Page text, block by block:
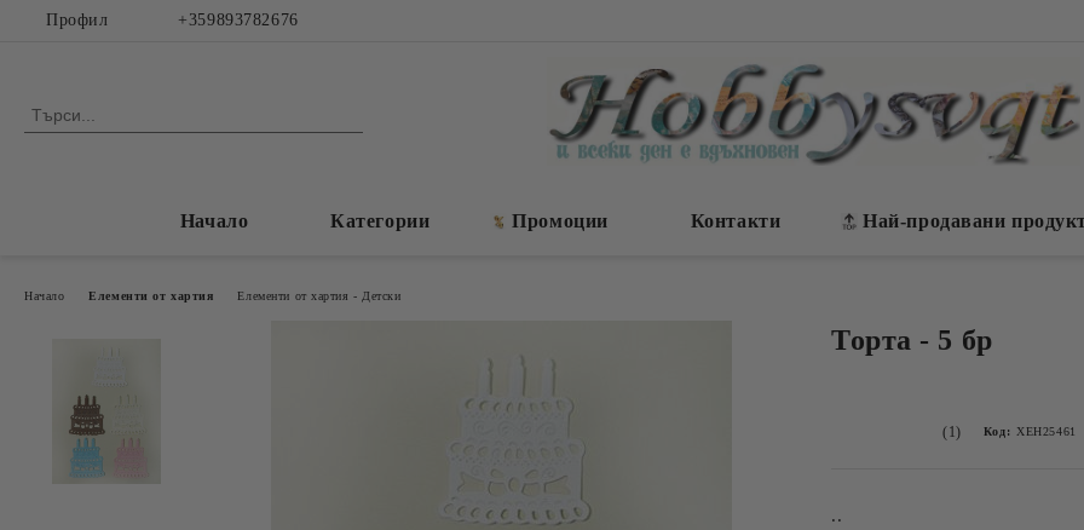
Профил +359893782676
Начало Категории Промоции Контакти Най-продавани
Начало Елементи от хартия Елементи от хартия - Детски
Торта - 5 бр
(1) Код: ХЕН25461
..